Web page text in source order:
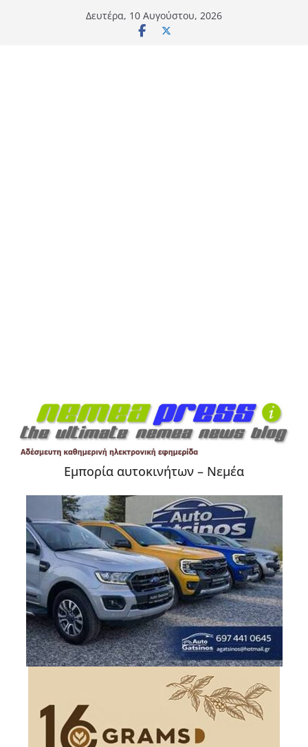
Δευτέρα, 10 Αυγούστου, 2026
Εμπορία αυτοκινήτων – Νεμέα